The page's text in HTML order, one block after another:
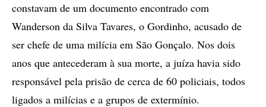
constavam de um documento encontrado com
Wanderson da Silva Tavares, o Gordinho, acusado de
ser chefe de uma milícia em São Gonçalo. Nos dois
anos que antecederam à sua morte, a juíza havia sido
responsável pela prisão de cerca de 60 policiais, todos
ligados a milícias e a grupos de extermínio.